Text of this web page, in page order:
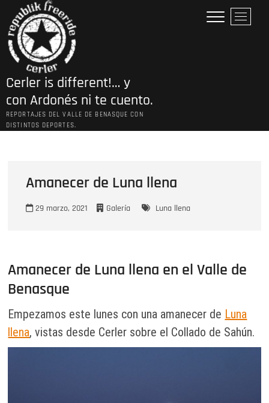
contenido
Cerler is different!… y
con Ardonés ni te cuento.
REPORTAJES DEL VALLE DE BENASQUE CON
DISTINTOS DEPORTES.
B
o
e
Amanecer de Luna llena
29 marzo, 2021 Galería Luna llena
Amanecer de Luna llena en el Valle de
Benasque
Empezamos este lunes con una amanecer de Luna
llena, vistas desde Cerler sobre el Collado de Sahún.